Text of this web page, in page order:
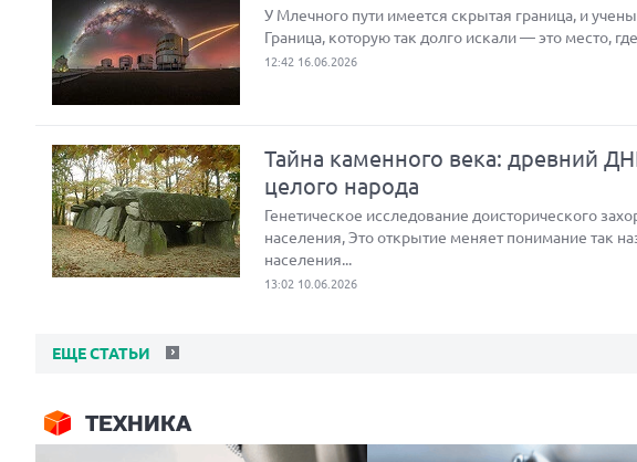
У Млечного пути имеется скрытая граница, и
Граница, которую так долго искали — это место,
12:42 16.06.2026
Тайна каменного века: древний
целого народа
Генетическое исследование доисторического
населения, Это открытие меняет понимание так
населения...
13:02 10.06.2026
ЕЩЕ СТАТЬИ
ТЕХНИКА
Next